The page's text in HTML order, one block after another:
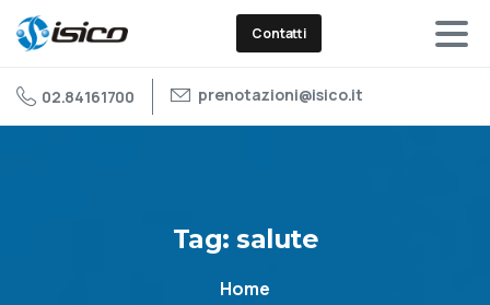
Contatti
02.84161700 prenotazioni@isico.it
Tag: salute
Home